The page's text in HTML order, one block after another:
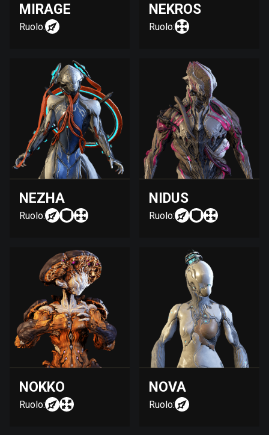
MIRAGE
Ruolo:
NEKROS
Ruolo:
NEZHA
Ruolo:
NIDUS
Ruolo:
NOKKO
Ruolo:
NOVA
Ruolo: